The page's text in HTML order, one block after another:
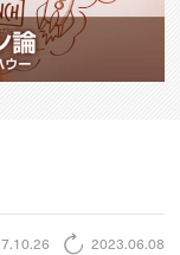
2023.06.08